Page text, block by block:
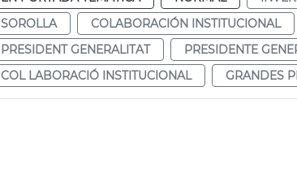
SOROLLA
COLABORACIÓN INSTITUCIONAL
PRESIDENT GENERALITAT
PRESIDENTE
COL LABORACIÓ INSTITUCIONAL
GRANDES